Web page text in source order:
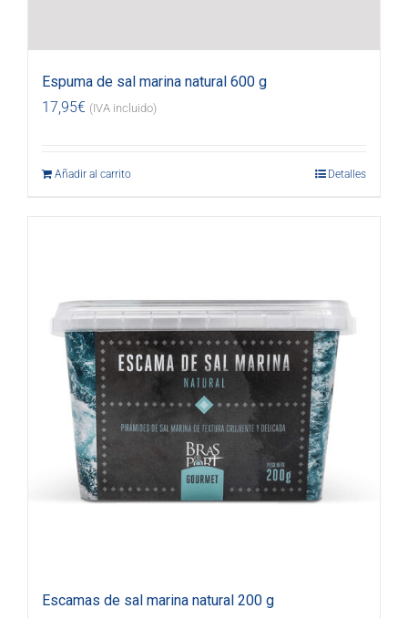
Espuma de sal marina natural 600 g
17,95€ (IVA incluido)
Añadir al carrito Detalles
Escamas de sal marina natural 200 g